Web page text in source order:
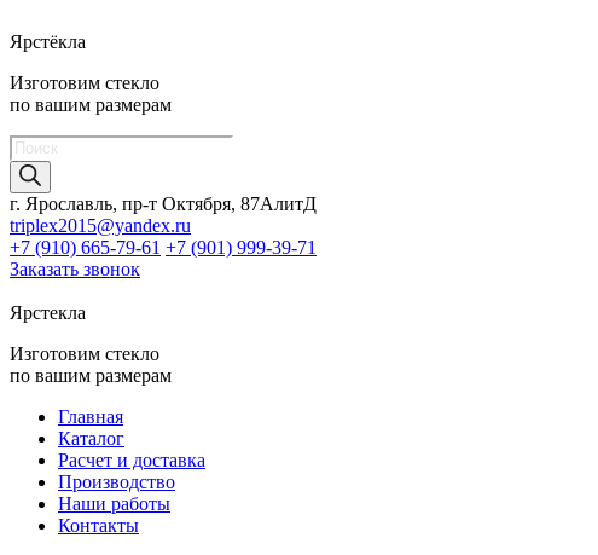
Ярстёкла
Изготовим стекло
по вашим размерам
Поиск
товаров
г. Ярославль, пр-т Октября, 87АлитД
triplex2015@yandex.ru
+7 (910) 665-79-61 +7 (901) 999-39-71
Заказать звонок
Ярстекла
Изготовим стекло
по вашим размерам
Главная
Каталог
Расчет и доставка
Производство
Наши работы
Контакты